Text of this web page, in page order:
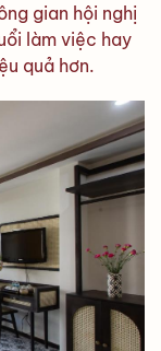
gian hội nghị
làm việc hay
quả hơn.